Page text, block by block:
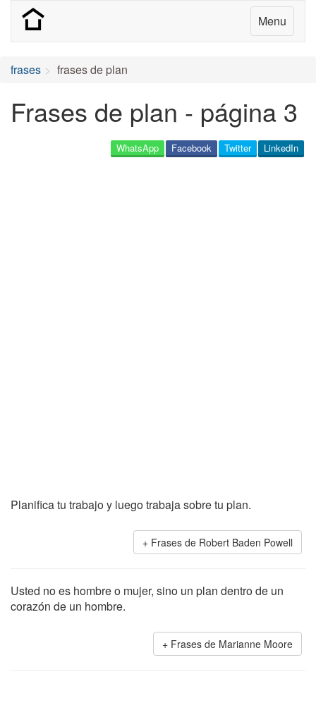
Menu
frases frases de plan
Frases de plan - página 3
LinkedIn
Twitter
Facebook
WhatsApp
Planifica tu trabajo y luego trabaja sobre tu plan.
Frases de Robert Baden Powell
Usted no es hombre o mujer, sino un plan dentro de un
corazón de un hombre.
Frases de Marianne Moore